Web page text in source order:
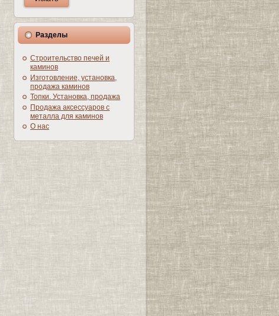
Разделы
Строительство печей и
каминов
Изготовление, установка,
продажа каминов
Топки. Установка, продажа
Продажа аксессуаров с
металла для каминов
О нас